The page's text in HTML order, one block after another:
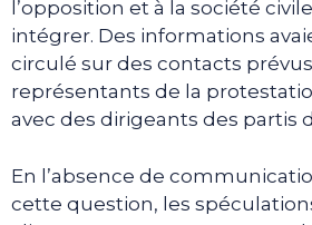
l’opposition et à la société
intégrer. Des informations
circulé sur des contacts
représentants de la
avec des dirigeants des partis
En l’absence de
cette question, les